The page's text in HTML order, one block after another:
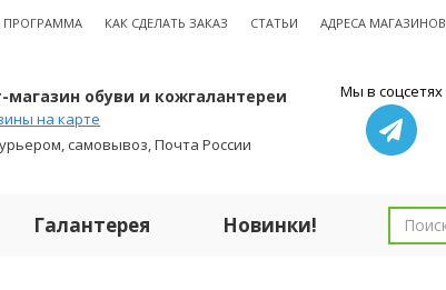
ПРОГРАММА КАК СДЕЛАТЬ ЗАКАЗ СТАТЬИ АДРЕСА МАГАЗИНОВ
магазин обуви и кожгалантереи
на карте
самовывоз, Почта России
Мы в соцсетях
Галантерея Новинки!